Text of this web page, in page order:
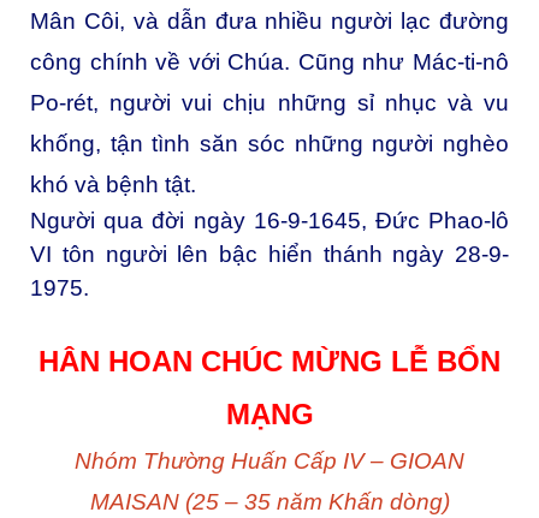
Mân Côi, và dẫn đưa nhiều người lạc đường
công chính về với Chúa. Cũng như Mác-ti-nô
Po-rét, người vui chịu những sỉ nhục và vu
khống, tận tình săn sóc những người nghèo
khó và bệnh tật.
Người qua đời ngày 16-9-1645, Đức Phao-lô
VI tôn người lên bậc hiển thánh ngày 28-9-
1975.
HÂN HOAN CHÚC MỪNG LỄ BỔN
MẠNG
Nhóm Thường Huấn Cấp IV – GIOAN
MAISAN (25 – 35 năm Khấn dòng)